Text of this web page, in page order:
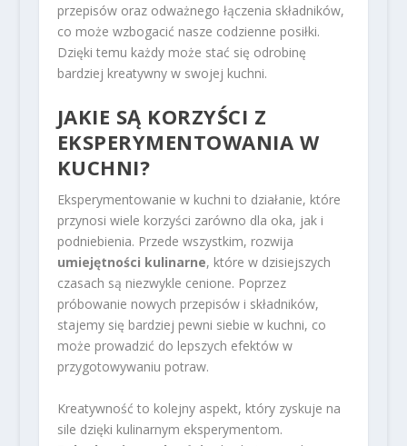
przepisów oraz odważnego łączenia składników,
co może wzbogacić nasze codzienne posiłki.
Dzięki temu każdy może stać się odrobinę
bardziej kreatywny w swojej kuchni.
JAKIE SĄ KORZYŚCI Z
EKSPERYMENTOWANIA W
KUCHNI?
Eksperymentowanie w kuchni to działanie, które
przynosi wiele korzyści zarówno dla oka, jak i
podniebienia. Przede wszystkim, rozwija
umiejętności kulinarne, które w dzisiejszych
czasach są niezwykle cenione. Poprzez
próbowanie nowych przepisów i składników,
stajemy się bardziej pewni siebie w kuchni, co
może prowadzić do lepszych efektów w
przygotowywaniu potraw.
Kreatywność to kolejny aspekt, który zyskuje na
sile dzięki kulinarnym eksperymentom.